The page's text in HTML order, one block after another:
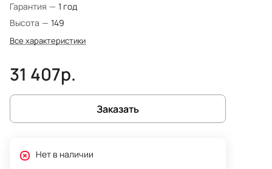
Гарантия — 1 год
Высота — 149
Все характеристики
31 407р.
Заказать
Нет в наличии